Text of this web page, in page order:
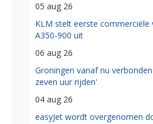
05 aug 26
KLM stelt eerste commerciële
A350-900 uit
06 aug 26
Groningen vanaf nu
zeven uur rijden'
04 aug 26
easyJet wordt overgenomen